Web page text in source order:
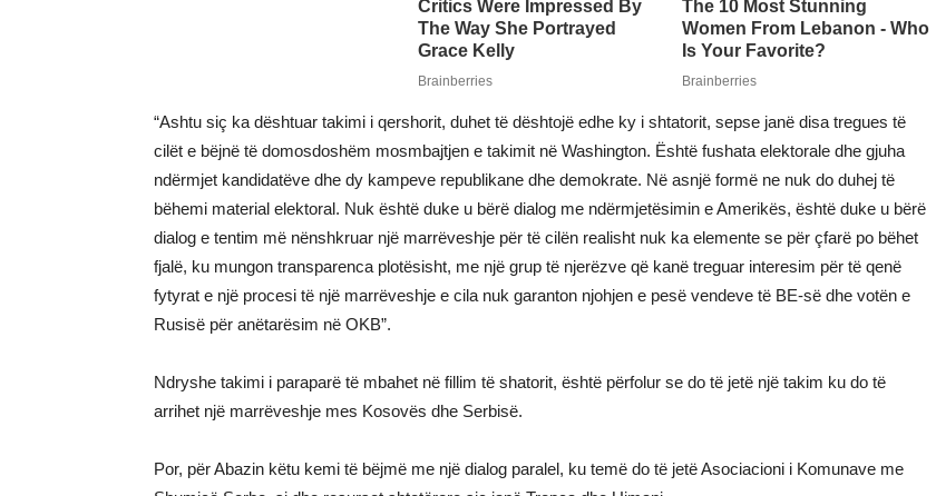
“Ashtu siç ka dështuar takimi i qershorit, duhet të dështojë edhe ky i shtatorit, sepse janë disa tregues të
cilët e bëjnë të domosdoshëm mosmbajtjen e takimit në Washington. Është fushata elektorale dhe gjuha
ndërmjet kandidatëve dhe dy kampeve republikane dhe demokrate. Në asnjë formë ne nuk do duhej të
bëhemi material elektoral. Nuk është duke u bërë dialog me ndërmjetësimin e Amerikës, është duke u bërë
dialog e tentim më nënshkruar një marrëveshje për të cilën realisht nuk ka elemente se për çfarë po bëhet
fjalë, ku mungon transparenca plotësisht, me një grup të njerëzve që kanë treguar interesim për të qenë
fytyrat e një procesi të një marrëveshje e cila nuk garanton njohjen e pesë vendeve të BE-së dhe votën e
Rusisë për anëtarësim në OKB”.
Ndryshe takimi i paraparë të mbahet në fillim të shatorit, është përfolur se do të jetë një takim ku do të
arrihet një marrëveshje mes Kosovës dhe Serbisë.
Por, për Abazin këtu kemi të bëjmë me një dialog paralel, ku temë do të jetë Asociacioni i Komunave me